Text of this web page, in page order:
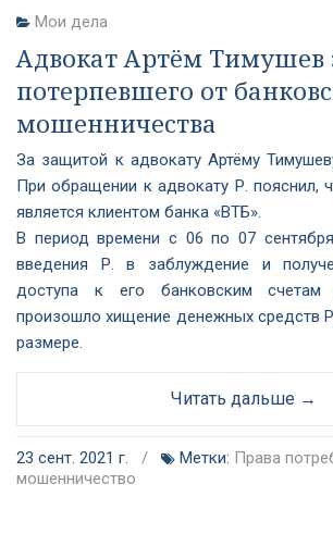
Мои дела
Адвокат Артём
потерпевшего от
мошенничества
За защитой к адвокату Артёму
При обращении к адвокату Р. пояснил,
является клиентом банка «ВТБ».
В период времени с 06 по 07
введения Р. в заблуждение и
доступа к его банковским
произошло хищение денежных средств
размере.
Читать дальше →
23 сент. 2021 г. / Метки: Права
мошенничество